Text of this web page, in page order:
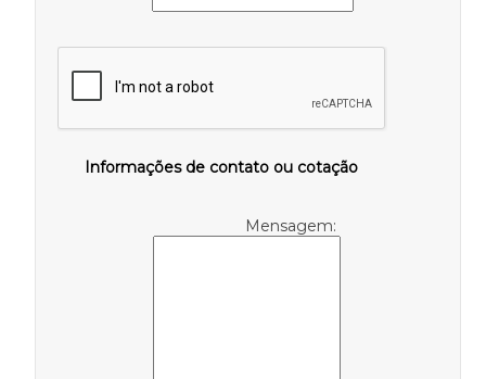
Informações de contato ou cotação
Mensagem: